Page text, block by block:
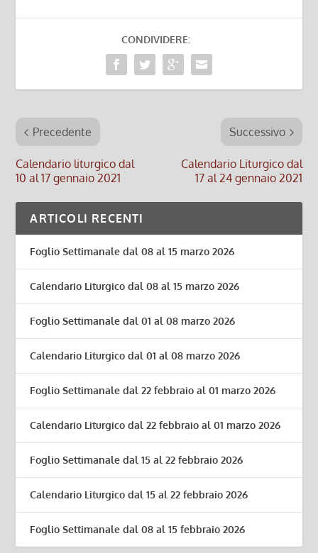
CONDIVIDERE:
Precedente
Calendario liturgico dal
10 al 17 gennaio 2021
Successivo
Calendario Liturgico dal
17 al 24 gennaio 2021
ARTICOLI RECENTI
Foglio Settimanale dal 08 al 15 marzo 2026
Calendario Liturgico dal 08 al 15 marzo 2026
Foglio Settimanale dal 01 al 08 marzo 2026
Calendario Liturgico dal 01 al 08 marzo 2026
Foglio Settimanale dal 22 febbraio al 01 marzo 2026
Calendario Liturgico dal 22 febbraio al 01 marzo 2026
Foglio Settimanale dal 15 al 22 febbraio 2026
Calendario Liturgico dal 15 al 22 febbraio 2026
Foglio Settimanale dal 08 al 15 febbraio 2026